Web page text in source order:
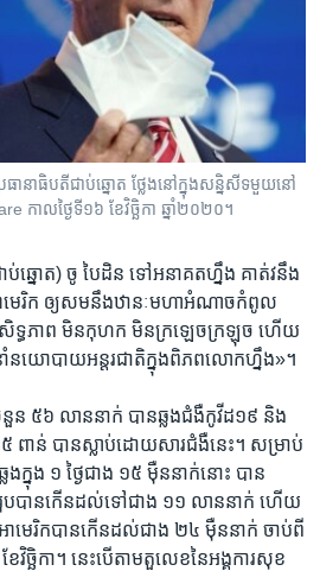
នាធិបតីជាប់ឆ្នោត ថ្លែងនៅក្នុងសន្និសីទមួយនៅ
កាលថ្ងៃទី១៦ ខែវិច្ឆិកា ឆ្នាំ២០២០។
ប់ឆ្នោត)​ ចូ បៃដិន ​ទៅ​អនាគត​ហ្នឹង ​គាត់វ​នឹង​
មេរិក​ ឲ្យសម​នឹង​ឋានៈ​មហា​អំណាច​កំពូល​
ទ្ធ​ភាព ​មិន​កុហក​ មិន​ក្រឡេច​ក្រឡុច​ ហើយ​
ាំ​នយោបាយ​អន្តរជាតិ​ក្នុង​ពិភព​លោក​ហ្នឹង»។​
៥៦​ លាន​នាក់ បានឆ្លងជំងឺ​កូវីដ១៩ និង​
ាន់​ បានស្លាប់ដោយសារជំងឺនេះ។​ សម្រាប់​
ង​ក្នុង ​១ ថ្ងៃ​ជាង​ ១៥ ​ម៉ឺន​នាក់​នោះ​ បាន​
ប​បាន​កើន​ដល់​ទៅ​ជាង ​១១​ លាន​នាក់​ ហើយ​
មេរិកបាន​កើន​ដល់​ជាង​ ២៤ ​ម៉ឺន​នាក់​ ចាប់ពី​
វិច្ឆិកា។​ នេះ​បើ​តាម​តួលេខ​នៃ​អង្គការ​សុខ